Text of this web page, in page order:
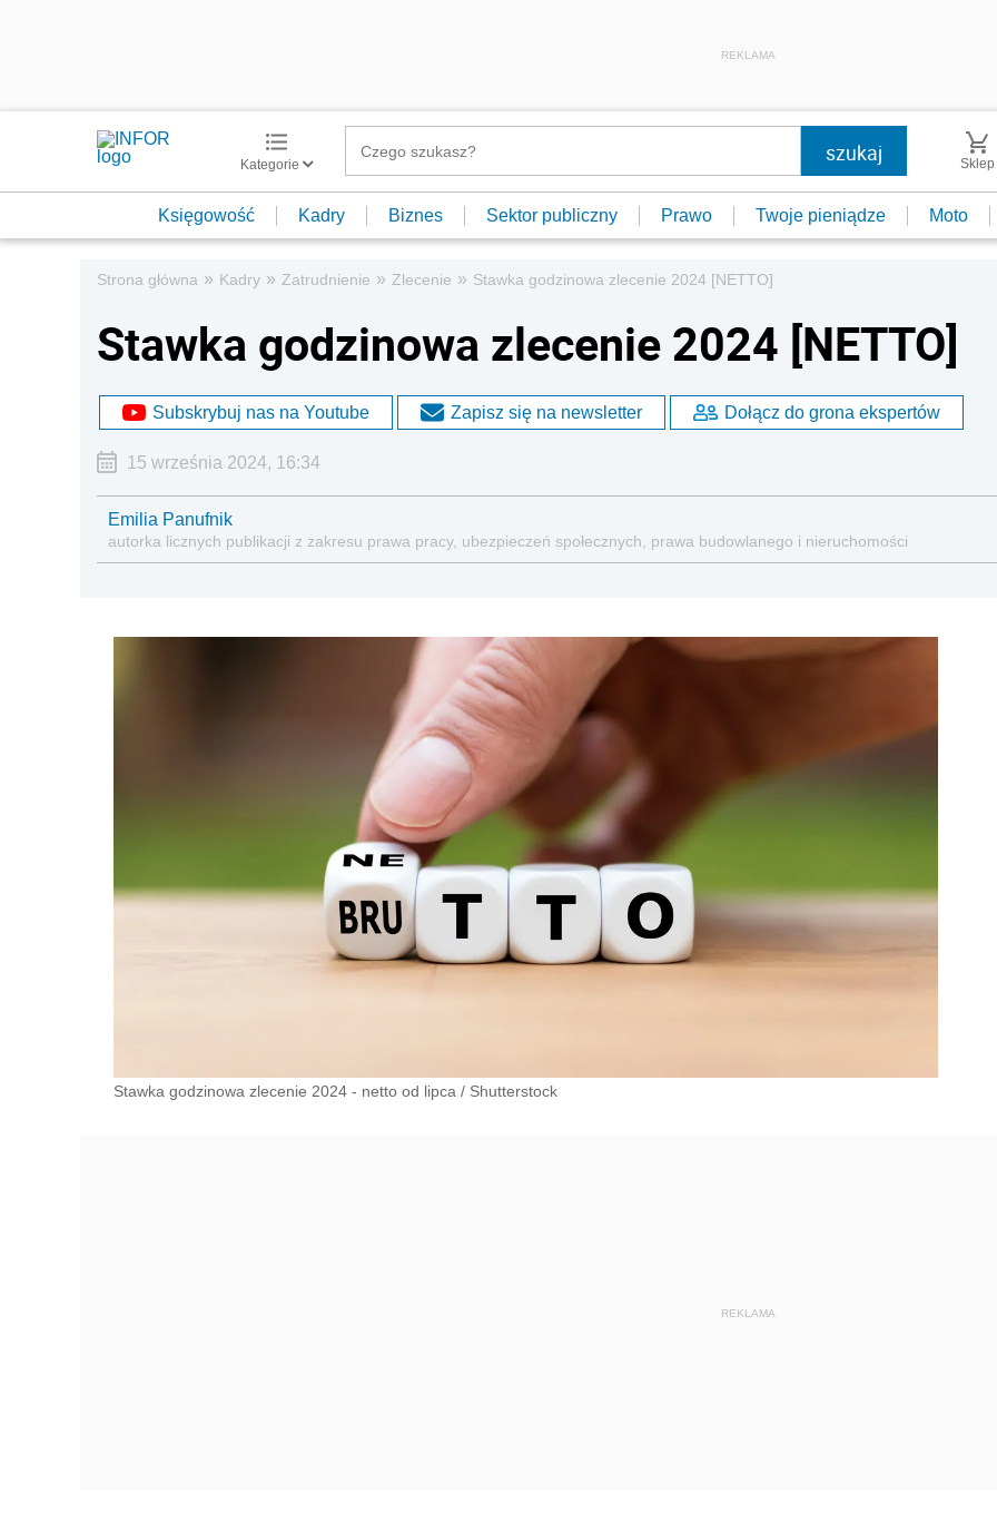
REKLAMA
Kategorie Sklep
Księgowość Kadry Biznes Sektor publiczny Prawo Twoje pieniądze Moto
Strona główna » Kadry » Zatrudnienie » Zlecenie » Stawka godzinowa zlecenie 2024 [NETTO]
Stawka godzinowa zlecenie 2024 [NETTO]
Subskrybuj nas na Youtube Zapisz się na newsletter Dołącz do grona ekspertów
15 września 2024, 16:34
Emilia Panufnik
autorka licznych publikacji z zakresu prawa pracy, ubezpieczeń społecznych, prawa budowlanego i nieruchomości
Stawka godzinowa zlecenie 2024 - netto od lipca / Shutterstock